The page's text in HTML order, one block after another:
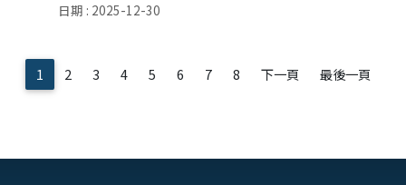
日期 : 2025-12-30
1 2 3 4 5 6 7 8 下一頁 最後一頁